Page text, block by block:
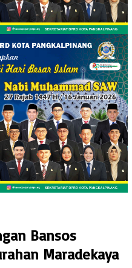
Bansos
Maradekaya